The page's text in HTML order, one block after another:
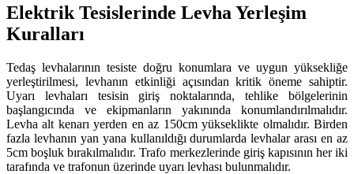
Elektrik Tesislerinde Levha Yerleşim
Kuralları
Tedaş levhalarının tesiste doğru konumlara ve uygun yüksekliğe
yerleştirilmesi, levhanın etkinliği açısından kritik öneme sahiptir.
Uyarı levhaları tesisin giriş noktalarında, tehlike bölgelerinin
başlangıcında ve ekipmanların yakınında konumlandırılmalıdır.
Levha alt kenarı yerden en az 150cm yükseklikte olmalıdır. Birden
fazla levhanın yan yana kullanıldığı durumlarda levhalar arası en az
5cm boşluk bırakılmalıdır. Trafo merkezlerinde giriş kapısının her iki
tarafında ve trafonun üzerinde uyarı levhası bulunmalıdır.